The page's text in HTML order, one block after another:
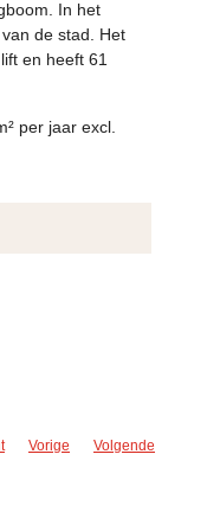
In het
de stad. Het
en heeft 61
per jaar excl.
Vorige Volgende